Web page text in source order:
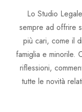
Avv. Linda Zullo
Avv. Chiara
Lo Studio
sempre ad offrire
più cari, come il
famiglia e minorile.
riflessioni,
tutte le novità